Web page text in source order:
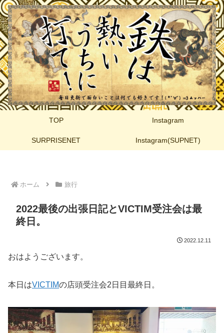
TOP Instagram
SURPRISENET Instagram(SUPNET)
ホーム 旅行
2022最後の出張日記とVICTIM受注会は最
終日。
2022.12.11
おはようございます。
本日はVICTIMの店頭受注会2日目最終日。